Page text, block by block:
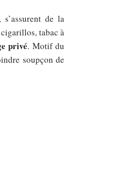
s’assurent de la
tabac à
privé. Motif du
soupçon de